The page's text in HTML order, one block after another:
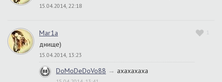
15.04.2014, 22:18
1
Mar1a
днище)
15.04.2014, 13:23
DoMoDeDoVo88 → ахахахаха